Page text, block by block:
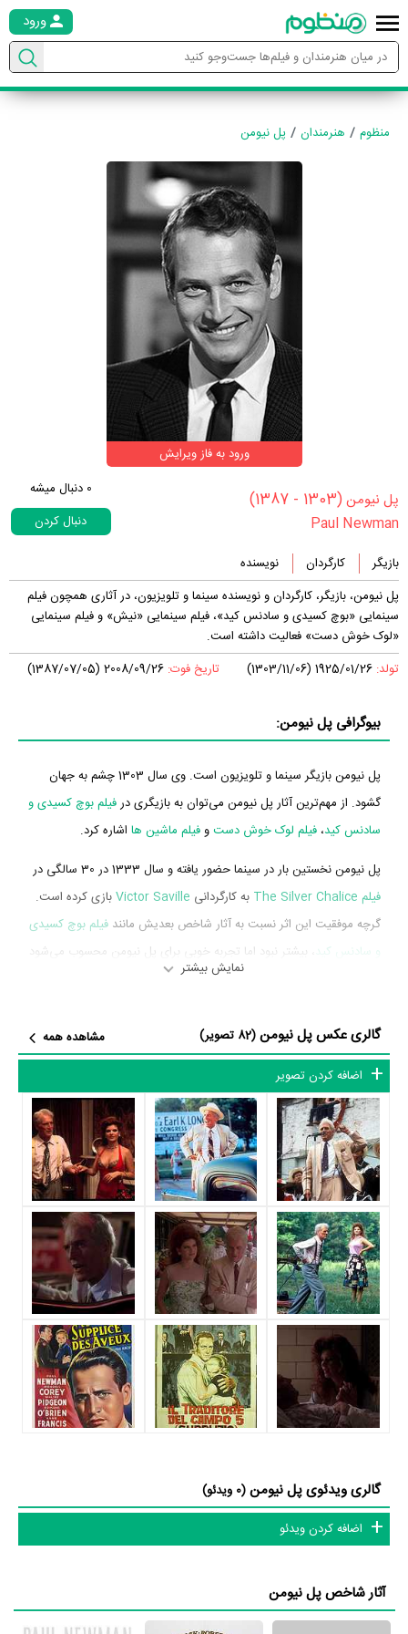
ورود
منظوم هنرمندان پل نیومن
ورود به فاز ویرایش
‏پل نیومن‏ (1303 - 1387)
Paul Newman
0 دنبال میشه
دنبال کردن
بازیگر کارگردان
نویسنده
پل نیومن، بازیگر، کارگردان و نویسنده سینما و تلویزیون، در آثاری همچون فیلم
سینمایی «بوچ کسیدی و سادنس کید»، فیلم سینمایی «نیش» و فیلم سینمایی
«لوک خوش دست» فعالیت داشته است.
تولد:
تاریخ فوت:
بیوگرافی پل نیومن:
پل نیومن بازیگر سینما و تلویزیون است. وی سال 1303 چشم به جهان
گشود. از مهم‌ترین آثار پل نیومن می‌توان به بازیگری درفیلم بوچ کسیدی و
سادنس کید، فیلم لوک خوش دستوفیلم ماشین ها اشاره کرد.
پل نیومن نخستین بار در سینما حضور یافته و سال 1333 در 30 سالگی در
فیلم The Silver Chalice
به کارگردانی Victor Savilleبازی کرده است.
گرچه موفقیت این اثر نسبت به آثار شاخص بعدیش مانند فیلم بوچ کسیدی
و سادنس کید
، بیشتر نبود اما تجربه خوبی برای پل نیومن محسوب می‌شود
و همکاری با هنرمندانی همچون Pier Angeli
پل نیومن در سال 1348 دوره‌ی پرتلاشی را در عرصه سینما و تلویزیون
مهم سینما خود را به مردم معرفی کرد. آثار مهم پل نیومن در این سال،
بازیگری درفیلم بوچ کسیدی و سادنس کیدبه کارگردانیجرج روی هیلو
فیلم Winning
به کارگردانیJames Goldstone
محسوب می‌شود.
شاید یکی از مهم‌ترین بخش‌های بیوگرافی پل نیومن بازی درفیلم بوچ
کسیدی و سادنس کید بوده است. پل نیومن سال 1348 در 45 سالگی در
فیلم بوچ کسیدی و سادنس کیدنقش مهمی بازی کرده است که توانست با
مهارت خود، آن نقش و همچنین خودش را میان مخاطبان سینما مطرح
کند. او در این فیلم باجرج روی هیلهمکاری داشته است. پل نیومن
توانست با بازی درفیلم بوچ کسیدی و سادنس کید
تجربه بازیگری موفقی
برای خود رقم بزند و همکاری در کنار بازیگرانی نظیر
رابرت ردفورد،
Katharine Ross،Strother Martin وهنری جونزبر تجارب او افزود.
پل نیومن علاوه‌برفیلم بوچ کسیدی و سادنس کید
، سال 1346 در 43
Stuart Rosenberg یعنی کارگردانفیلم لوک خوش دست
چون
George Kennedy،Strother Martin،J.D. Cannon وLou
Antonio همکاری داشت.
نیز فعال بوده است. پل نیومن علاوه‌بر بازیگر به‌عنوان کارگردان و نویسنده
نیز در سینما و تلویزیون فعالیت داشته است. مهم‌ترین آثار پل نیومن در
نمایش بیشتر
گالری عکس پل نیومن(82 تصویر)
مشاهده همه
اضافه کردن تصویر
گالری ویدئوی پل نیومن(0 ویدئو)
اضافه کردن ویدئو
آثار شاخص پل نیومن